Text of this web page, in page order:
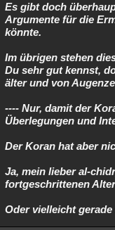
Es gibt doch
Argumente für die
könnte.
Im übrigen stehen
Du sehr gut kennst,
älter und von
---- Nur, damit der
Überlegungen und
Der Koran hat aber
Ja, mein lieber al-
fortgeschrittenen
Oder vielleicht gerade